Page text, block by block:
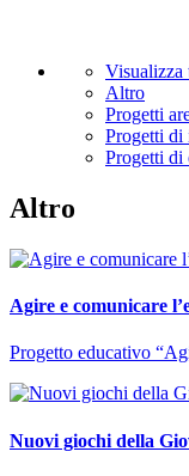
Visualizza
Altro
Progetti
Progetti di
Progetti di
Altro
Agire e comunicare
Progetto educativo
Nuovi giochi della